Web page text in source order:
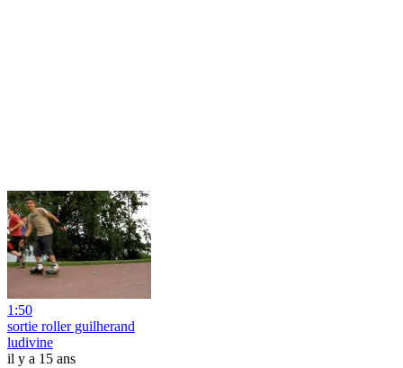
1:50
sortie roller guilherand
ludivine
il y a 15 ans